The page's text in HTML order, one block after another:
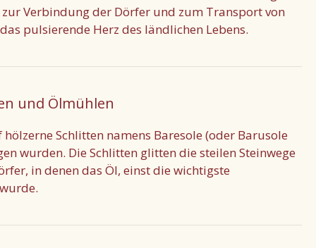
Verbindung der Dörfer und zum Transport von
pulsierende Herz des ländlichen Lebens.
und Ölmühlen
Schlitten namens Baresole (oder Barusole
wurden. Die Schlitten glitten die steilen Steinwege
in denen das Öl, einst die wichtigste